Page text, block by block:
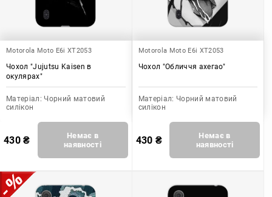
Motorola Moto E6i XT2053
Чохол "Jujutsu Kaisen в
окулярах"
Матеріал: Чорний матовий
силікон
430₴
Немає в
наявності
Motorola Moto E6i XT2053
Чохол "Обличчя ахегао"
Матеріал: Чорний матовий
силікон
430 ₴
Немає в
наявності